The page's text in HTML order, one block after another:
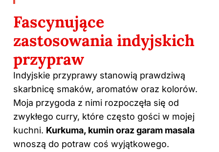
Fascynujące
zastosowania indyjskich
przypraw
Indyjskie przyprawy stanowią prawdziwą
skarbnicę smaków, aromatów oraz kolorów.
Moja przygoda z nimi rozpoczęła się od
zwykłego curry, które często gości w mojej
kuchni. Kurkuma, kumin oraz garam masala
wnoszą do potraw coś wyjątkowego.